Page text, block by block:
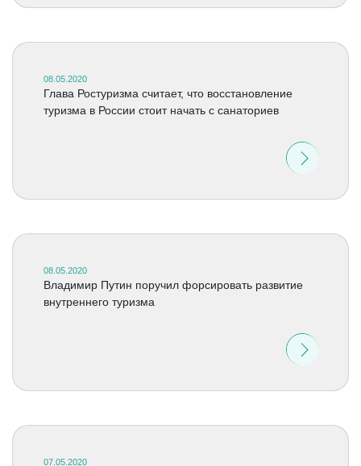
08.05.2020
Глава Ростуризма считает, что восстановление
туризма в России стоит начать с санаториев
08.05.2020
Владимир Путин поручил форсировать развитие
внутреннего туризма
07.05.2020